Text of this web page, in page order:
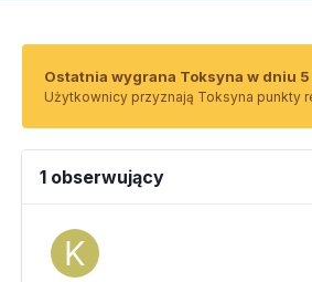
Ostatnia wygrana Toksyna w dniu
Użytkownicy przyznają Toksyna punkty
1 obserwujący